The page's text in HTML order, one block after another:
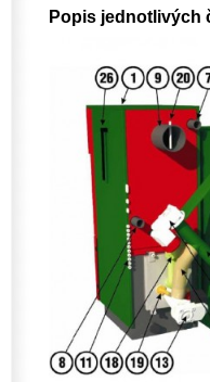
Popis jednotlivých